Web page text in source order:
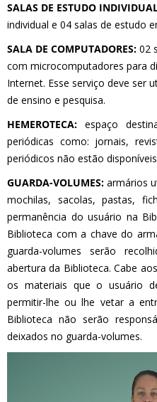
SALAS DE ESTUDO
individual e 04 salas de estudo
SALA DE COMPUTADORES: 02
com microcomputadores para
Internet. Esse serviço deve ser
de ensino e pesquisa.
HEMEROTECA: espaço
periódicas como: jornais,
periódicos não estão
GUARDA-VOLUMES: armários
mochilas, sacolas, pastas,
permanência do usuário na
Biblioteca com a chave do
guarda-volumes serão
abertura da Biblioteca. Cabe
os materiais que o usuário
permitir-lhe ou lhe vetar a
Biblioteca não serão
deixados no guarda-volumes.